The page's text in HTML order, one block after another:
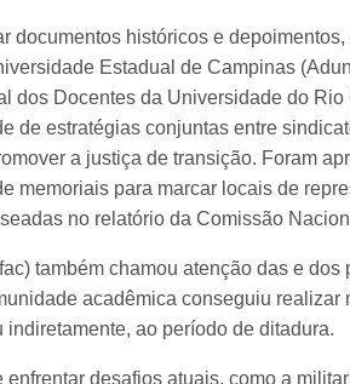
documentos históricos e depoimentos,
Estadual de Campinas
dos Docentes da Universidade do Rio
de estratégias conjuntas entre
a justiça de transição. Foram
memoriais para marcar locais de
no relatório da Comissão
também chamou atenção das e dos
acadêmica conseguiu realizar
ao período de ditadura.
desafios atuais, como a